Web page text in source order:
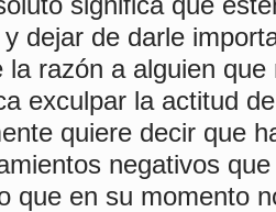
dejar de darle
la razón a alguien que
exculpar la actitud
quiere decir que
negativos
que en su momento